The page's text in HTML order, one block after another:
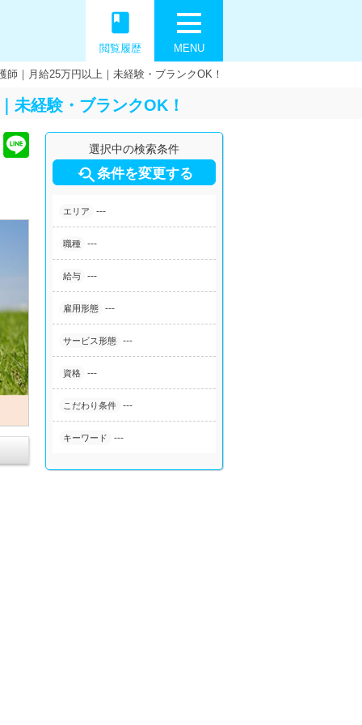
MENU
book
閲覧履歴
師｜月給25万円以上｜未経験・ブランクOK！
未経験・ブランクOK！
選択中の検索条件
条件を変更する
エリア ---
職種 ---
給与 ---
雇用形態 ---
サービス形態 ---
資格 ---
こだわり条件 ---
キーワード ---